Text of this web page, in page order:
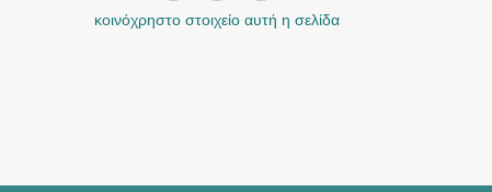
κοινόχρηστο στοιχείο αυτή η σελίδα